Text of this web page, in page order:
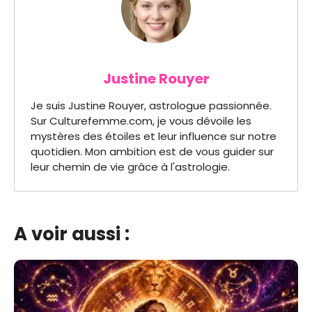
Justine Rouyer
Je suis Justine Rouyer, astrologue passionnée.
Sur Culturefemme.com, je vous dévoile les
mystères des étoiles et leur influence sur notre
quotidien. Mon ambition est de vous guider sur
leur chemin de vie grâce à l'astrologie.
A voir aussi :